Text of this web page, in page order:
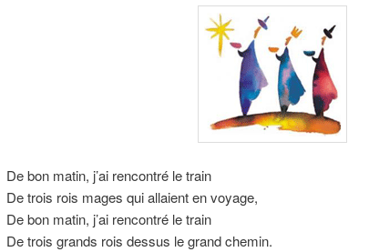
De bon matin, j’ai rencontré le train
De trois rois mages qui allaient en voyage,
De bon matin, j’ai rencontré le train
De trois grands rois dessus le grand chemin.